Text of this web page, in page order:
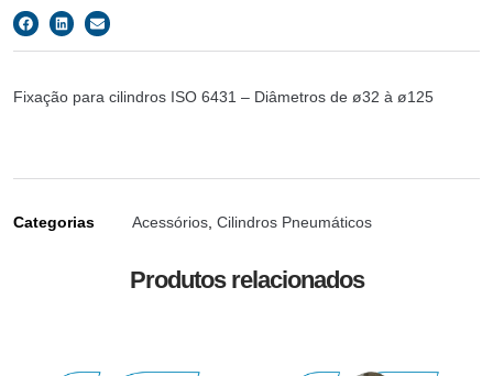
Fixação para cilindros ISO 6431 – Diâmetros de ø32 à ø125
Categorias Acessórios Cilindros Pneumáticos
Produtos relacionados